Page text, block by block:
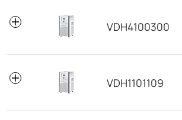
VDH4100300
VDH1101109